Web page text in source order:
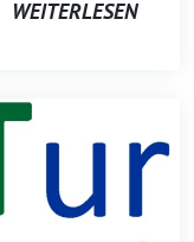
WEITERLESEN